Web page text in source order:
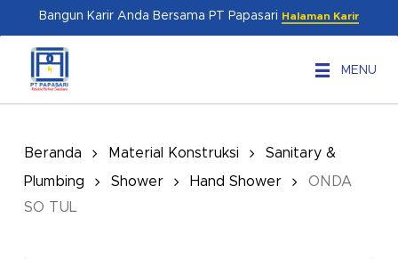
content
Bangun Karir Anda Bersama PT Papasari Halaman Karir
MENU
Beranda Material Konstruksi
Sanitary &
Plumbing
Shower Hand Shower
ONDA
SO TUL
Menu